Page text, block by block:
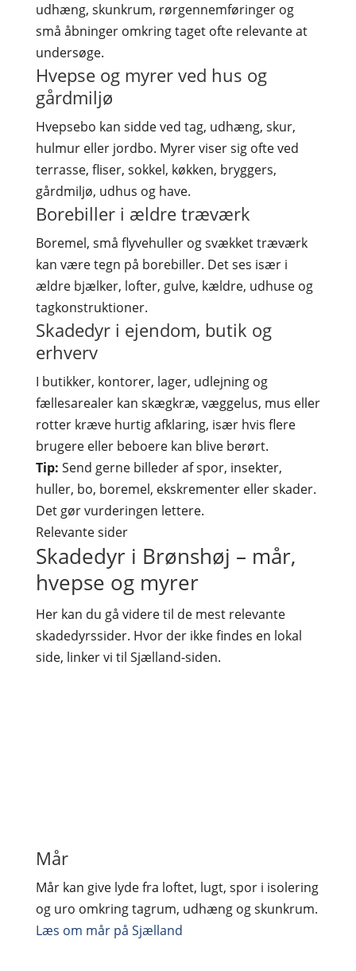
udhæng, skunkrum, rørgennemføringer og
små åbninger omkring taget ofte relevante at
undersøge.
Hvepse og myrer ved hus og
gårdmiljø
Hvepsebo kan sidde ved tag, udhæng, skur,
hulmur eller jordbo. Myrer viser sig ofte ved
terrasse, fliser, sokkel, køkken, bryggers,
gårdmiljø, udhus og have.
Borebiller i ældre træværk
Boremel, små flyvehuller og svækket træværk
kan være tegn på borebiller. Det ses især i
ældre bjælker, lofter, gulve, kældre, udhuse og
tagkonstruktioner.
Skadedyr i ejendom, butik og
erhverv
I butikker, kontorer, lager, udlejning og
fællesarealer kan skægkræ, væggelus, mus eller
rotter kræve hurtig afklaring, især hvis flere
brugere eller beboere kan blive berørt.
Tip: Send gerne billeder af spor, insekter,
huller, bo, boremel, ekskrementer eller skader.
Det gør vurderingen lettere.
Relevante sider
Skadedyr i Brønshøj – mår,
hvepse og myrer
Her kan du gå videre til de mest relevante
skadedyrssider. Hvor der ikke findes en lokal
side, linker vi til Sjælland-siden.
Mår
Mår kan give lyde fra loftet, lugt, spor i isolering
og uro omkring tagrum, udhæng og skunkrum.
Læs om mår på Sjælland